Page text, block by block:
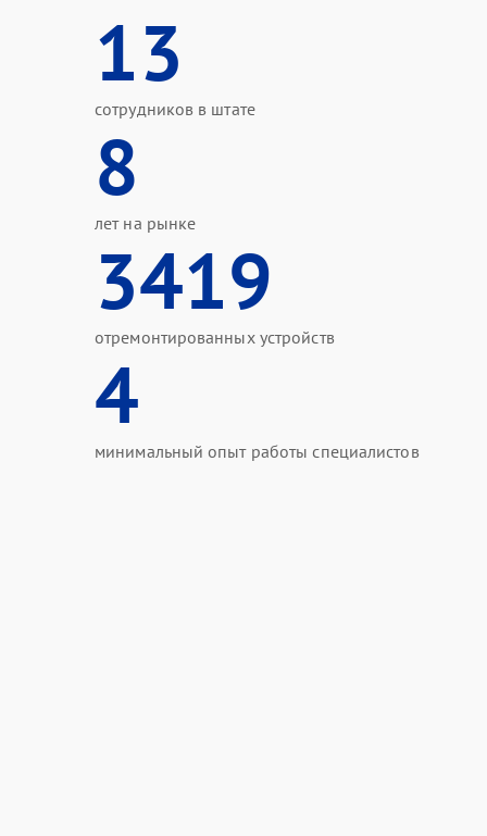
13
сотрудников в штате
8
лет на рынке
3419
отремонтированных устройств
4
минимальный опыт работы специалистов